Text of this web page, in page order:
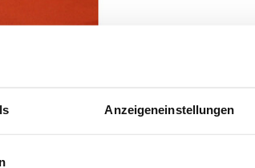
Anzeigeneinstellungen